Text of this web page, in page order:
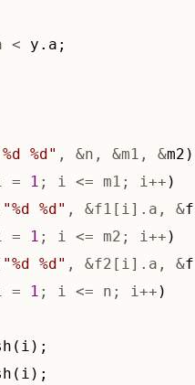
<
%d " , &n, &m1, &
= 1 ; i <= m1; i++
"%d %d " , &f1[i].a, &
= 1 ; i <= m2; i++
"%d %d " , &f2[i].a, &
= 1 ; i <= n; i++